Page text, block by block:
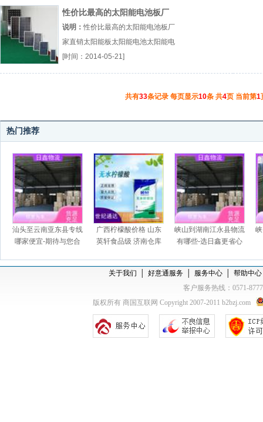
性价比最高的太阳能电池板厂
家直销
说明： 性价比最高的太阳能电池板厂
家直销太阳能板太阳能电池太阳能电
池板厂（...『太阳能板』
[时间：2014-05-21]
共有33条记录 每页显示10条 共4页 当前第1
热门推荐
汕头至云南亚东县专线
哪家便宜-期待与您合
广西柠檬酸价格 山东
英轩食品级 济南仓库
峡山到湖南江永县物流
有哪些-选日鑫更省心
关于我们 好意通服务 服务中心
帮助中心
客户服务热线：0571-
版权所有 商国互联网 Copyright 2007-2011 b2bzj.com